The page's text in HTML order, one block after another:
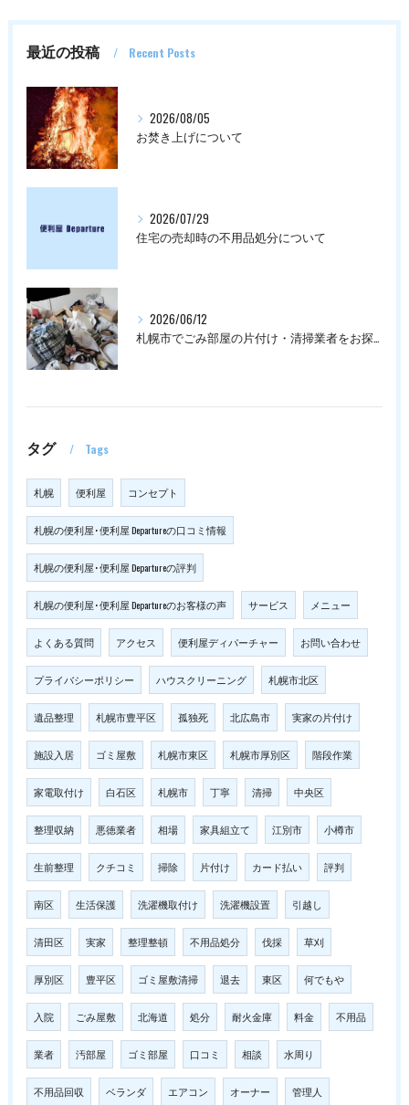
最近の投稿 Recent Posts
2026/08/05
お焚き上げについて
2026/07/29
住宅の売却時の不用品処分について
2026/06/12
札幌市でごみ部屋の片付け・清掃業者をお探しの方は
タグ Tags
札幌 便利屋 コンセプト
札幌の便利屋･便利屋 Departureの口コミ情報
札幌の便利屋･便利屋 Departureの評判
札幌の便利屋･便利屋 Departureのお客様の声 サービス メニュー
よくある質問 アクセス 便利屋ディパーチャー お問い合わせ
プライバシーポリシー ハウスクリーニング 札幌市北区
遺品整理 札幌市豊平区 孤独死 北広島市 実家の片付け
施設入居 ゴミ屋敷 札幌市東区 札幌市厚別区 階段作業
家電取付け 白石区 札幌市 丁寧 清掃 中央区
整理収納 悪徳業者 相場 家具組立て 江別市 小樽市
生前整理 クチコミ 掃除 片付け カード払い 評判
南区 生活保護 洗濯機取付け 洗濯機設置 引越し
清田区 実家 整理整頓 不用品処分 伐採 草刈
厚別区 豊平区 ゴミ屋敷清掃 退去 東区 何でもや
入院 ごみ屋敷 北海道 処分 耐火金庫 料金 不用品
業者 汚部屋 ゴミ部屋 口コミ 相談 水周り
不用品回収 ベランダ エアコン オーナー 管理人